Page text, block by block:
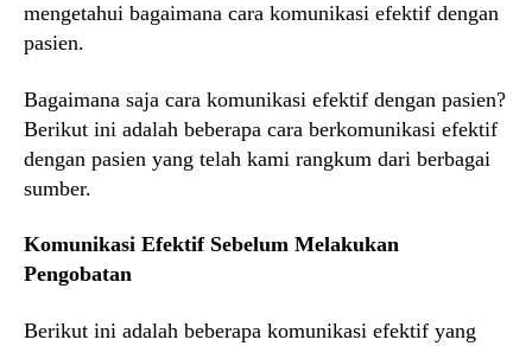
mengetahui bagaimana cara komunikasi efektif dengan
pasien.
Bagaimana saja cara komunikasi efektif dengan pasien?
Berikut ini adalah beberapa cara berkomunikasi efektif
dengan pasien yang telah kami rangkum dari berbagai
sumber.
Komunikasi Efektif Sebelum Melakukan
Pengobatan
Berikut ini adalah beberapa komunikasi efektif yang